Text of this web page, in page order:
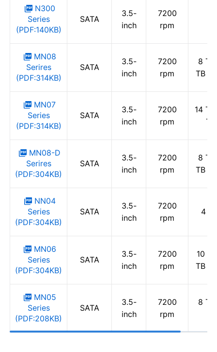
N300
Series
(PDF:140KB)
SATA
3.5-
inch
7200
rpm
MN08
Serires
(PDF:314KB)
SATA
3.5-
inch
7200
rpm
8
TB /
MN07
Series
(PDF:314KB)
SATA
3.5-
inch
7200
rpm
14
MN08-D
Serires
(PDF:304KB)
SATA
3.5-
inch
7200
rpm
8
TB /
NN04
Series
(PDF:304KB)
SATA
3.5-
inch
7200
rpm
4
MN06
Series
(PDF:304KB)
SATA
3.5-
inch
7200
rpm
10
TB /
MN05
Series
(PDF:208KB)
SATA
3.5-
inch
7200
rpm
8